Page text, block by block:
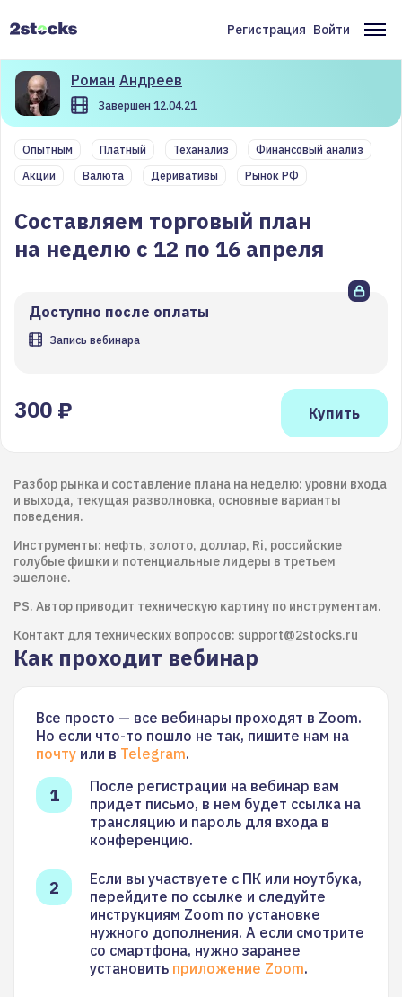
содержанию
Меню
пользователя
Регистрация Войти
Роман Андреев
Завершен 12.04.21
Составляем торговый план
на неделю с 12 по 16 апреля
Доступно после оплаты
Запись вебинара
Опытным Платный Теханализ
Финансовый анализ
Акции
Валюта Деривативы Рынок РФ
300 ₽
Разбор рынка и составление плана на неделю: уровни входа
и выхода, текущая разволновка, основные варианты
поведения.
Инструменты: нефть, золото, доллар, Ri, российские
голубые фишки и потенциальные лидеры в третьем
эшелоне.
PS. Автор приводит техническую картину по инструментам.
Контакт для технических вопросов: support@2stocks.ru
Как проходит вебинар
Все просто — все вебинары проходят в Zoom.
Но если что-то пошло не так, пишите нам на
почту или в Telegram.
После регистрации на вебинар вам
придет письмо, в нем будет ссылка на
трансляцию и пароль для входа в
конференцию.
Если вы участвуете с ПК или ноутбука,
перейдите по ссылке и следуйте
инструкциям Zoom по установке
нужного дополнения. А если смотрите
со смартфона, нужно заранее
установить приложение Zoom.